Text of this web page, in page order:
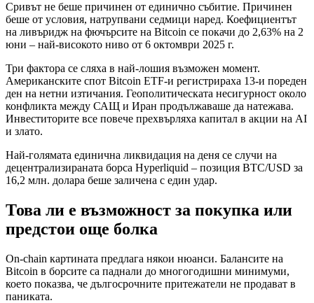
Сривът не беше причинен от единично събитие. Причинен
беше от условия, натрупвани седмици наред. Коефициентът
на ливъридж на фючърсите на Bitcoin се покачи до 2,63% на 2
юни – най-високото ниво от 6 октомври 2025 г.
Три фактора се сляха в най-лошия възможен момент.
Американските спот Bitcoin ETF-и регистрираха 13-и пореден
ден на нетни изтичания. Геополитическата несигурност около
конфликта между САЩ и Иран продължаваше да натежава.
Инвеститорите все повече прехвърляха капитал в акции на AI
и злато.
Най-голямата единична ликвидация на деня се случи на
децентрализираната борса Hyperliquid – позиция BTC/USD за
16,2 млн. долара беше заличена с един удар.
Това ли е възможност за покупка или
предстои още болка
On-chain картината предлага някои нюанси. Балансите на
Bitcoin в борсите са паднали до многогодишни минимуми,
което показва, че дългосрочните притежатели не продават в
паниката.